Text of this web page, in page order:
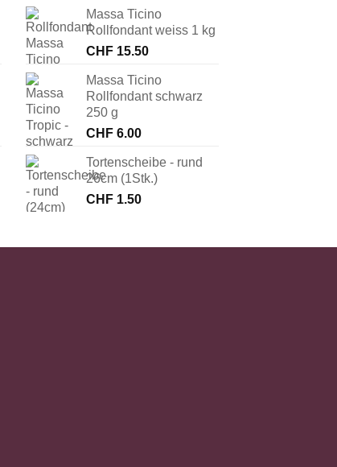
Massa Ticino
Rollfondant weiss 1 kg
CHF 15.50
Massa Ticino
Rollfondant schwarz
250 g
CHF 6.00
Tortenscheibe - rund
26cm (1Stk.)
CHF 1.50